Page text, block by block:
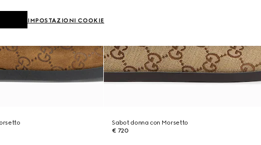
Sabot donna con Morsetto
€ 720
IMPOSTAZIONI COOKIE